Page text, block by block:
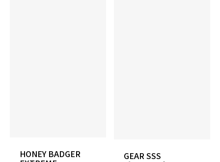
HONEY BADGER GEAR SSS